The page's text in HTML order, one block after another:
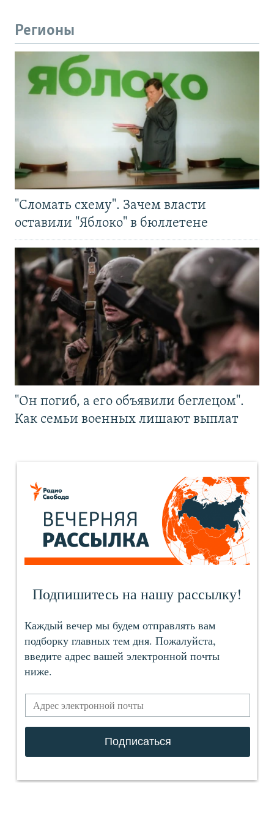
Регионы
"Сломать схему". Зачем власти
оставили "Яблоко" в бюллетене
"Он погиб, а его объявили беглецом".
Как семьи военных лишают выплат